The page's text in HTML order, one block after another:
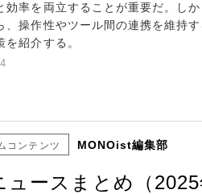
効率を両立することが重要だ。し
、操作性やツール間の連携を維持
を紹介する。
コンテンツ MONOist編集部
ュースまとめ（2025